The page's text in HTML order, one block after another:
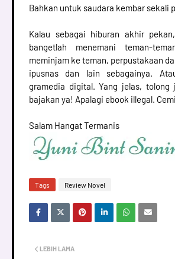
Bahkan untuk saudara kembar sekali
Kalau sebagai hiburan akhir
bangetlah menemani teman-
meminjam ke teman, perpustakaan
ipusnas dan lain sebagainya.
gramedia digital. Yang jelas, tolong
bajakan ya! Apalagi ebook illegal.
Salam Hangat Termanis
Tags Review Novel
LEBIH LAMA